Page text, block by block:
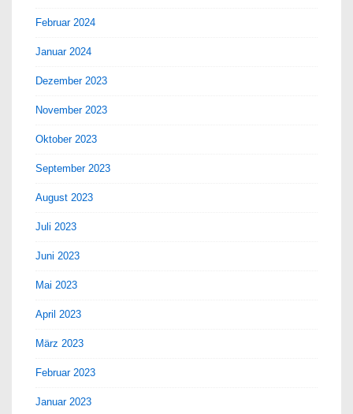
Februar 2024
Januar 2024
Dezember 2023
November 2023
Oktober 2023
September 2023
August 2023
Juli 2023
Juni 2023
Mai 2023
April 2023
März 2023
Februar 2023
Januar 2023